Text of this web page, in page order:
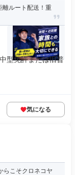
離ルート配送！重
型免許または旧普
気になる
らこそクロネコヤ